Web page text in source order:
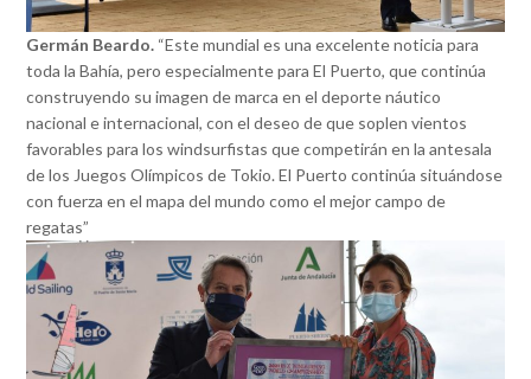
Germán Beardo. “Este mundial es una excelente noticia para
toda la Bahía, pero especialmente para El Puerto, que continúa
construyendo su imagen de marca en el deporte náutico
nacional e internacional, con el deseo de que soplen vientos
favorables para los windsurfistas que competirán en la antesala
de los Juegos Olímpicos de Tokio. El Puerto continúa situándose
con fuerza en el mapa del mundo como el mejor campo de
regatas”